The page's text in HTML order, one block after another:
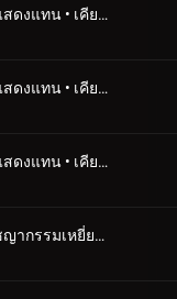
ตอนที่ 1050 ตัวแสดงแทน • เคียวโงคุ มาโคโตะ (ตอนแรก)
ตอนที่ 1051 ตัวแสดงแทน • เคียวโงคุ มาโคโตะ (ตอนกลาง)
ตอนที่ 1052 ตัวแสดงแทน • เคียวโงคุ มาโคโตะ (ตอนจบ)
ตอนที่ 1053 อาชญากรรมเหยี่ยวซ่อนเงื่อน